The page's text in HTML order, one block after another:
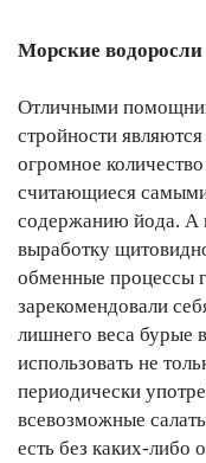
Морские водоросли
Отличными
стройности
огромное
считающиеся
содержанию йода. А
выработку
обменные процессы
зарекомендовали
лишнего веса бурые
использовать не
периодически
всевозможные
есть без каких-либо